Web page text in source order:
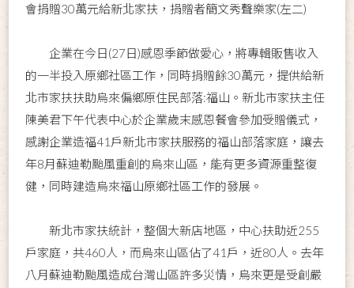
會捐贈30萬元給新北家扶，捐贈者簡文秀聲樂家(左二)
企業在今日(27日)感恩季節做愛心，將專輯販售收入
的一半投入原鄉社區工作，同時捐贈餘30萬元，提供給新
北市家扶扶助烏來偏鄉原住民部落:福山。新北市家扶主任
陳美君下午代表中心於企業歲末感恩餐會參加受贈儀式，
感謝企業造福41戶新北市家扶服務的福山部落家庭，讓去
年8月蘇迪勒颱風重創的烏來山區，能有更多資源重整復
健，同時建造烏來福山原鄉社區工作的發展。
新北市家扶統計，整個大新店地區，中心扶助近255
戶家庭，共460人，而烏來山區佔了41戶，近80人。去年
八月蘇迪勒颱風造成台灣山區許多災情，烏來更是受創嚴